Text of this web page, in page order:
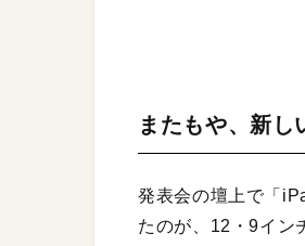
またもや、新し
発表会の壇上で「
たのが、12・9イン